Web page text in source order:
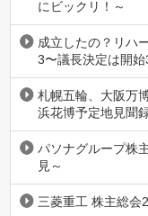
にビックリ！～
成立したの？リハ
3〜議長決定は開
札幌五輪、大阪万
浜花博予定地見聞録
パソナグループ株
見～
三菱重工 株主総会